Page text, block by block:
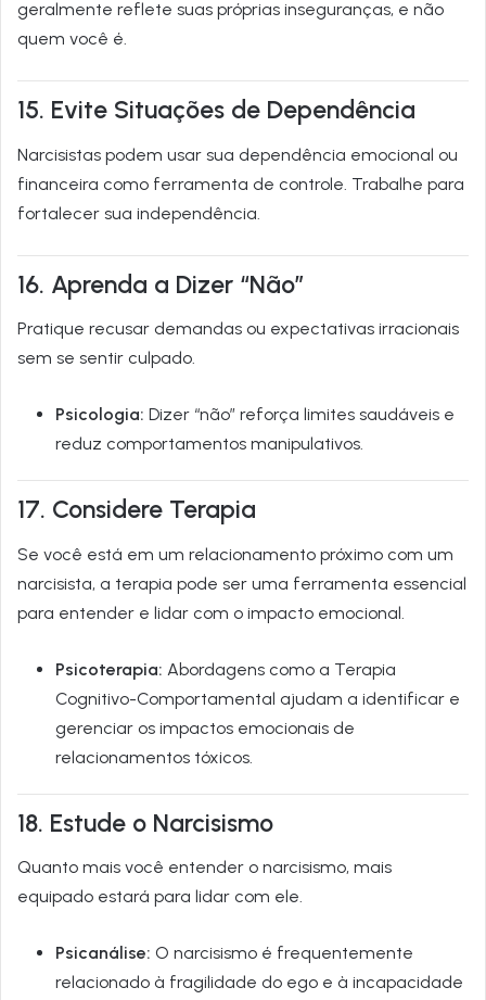
geralmente reflete suas próprias inseguranças, e não
quem você é.
15. Evite Situações de Dependência
Narci­sistas podem usar sua dependência emocional ou
financeira como ferramenta de controle. Trabalhe para
fortalecer sua independência.
16. Aprenda a Dizer “Não”
Pratique recusar demandas ou expectativas irracionais
sem se sentir culpado.
Psicologia: Dizer “não” reforça limites saudáveis e
reduz comportamentos manipulativos.
17. Considere Terapia
Se você está em um relacionamento próximo com um
narcisista, a terapia pode ser uma ferramenta essencial
para entender e lidar com o impacto emocional.
Psicoterapia: Abordagens como a Terapia
Cognitivo-Comportamental ajudam a identificar e
gerenciar os impactos emocionais de
relacionamentos tóxicos.
18. Estude o Narcisismo
Quanto mais você entender o narcisismo, mais
equipado estará para lidar com ele.
Psicanálise: O narcisismo é frequentemente
relacionado à fragilidade do ego e à incapacidade